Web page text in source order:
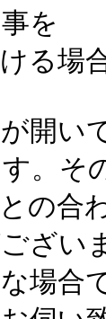
を
る場
が開い
。そ
の合
ざい
場合